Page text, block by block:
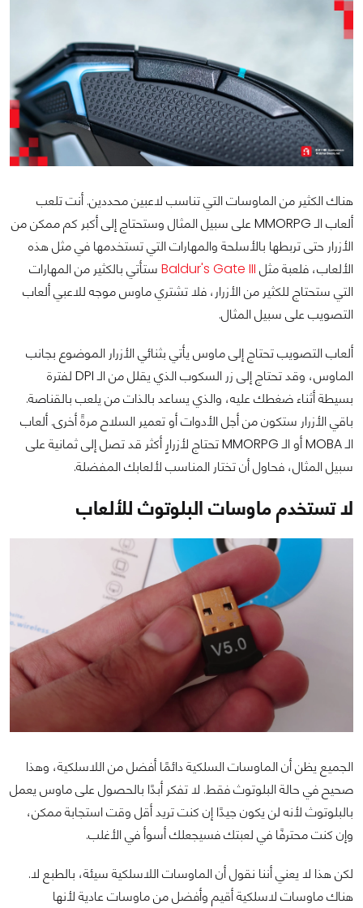
هناك الكثير من الماوسات التي تناسب لاعبين محددين. أنت تلعب
ألعاب الـ MMORPG على سبيل المثال وستحتاج إلى أكبر كم ممكن من
الأزرار حتى تربطها بالأسلحة والمهارات التي تستخدمها في مثل هذه
الألعاب، فلعبة مثل
ستأتي بالكثير من المهارات
التي ستحتاج للكثير من الأزرار، فلا تشتري ماوس موجه للاعبي ألعاب
التصويب على سبيل المثال.
ألعاب التصويب تحتاج إلى ماوس يأتي بثنائي الأزرار الموضوع بجانب
الماوس، وقد تحتاج إلى زر السكوب الذي يقلل من الـ DPI لفترة
بسيطة أثناء ضغطك عليه، والذي يساعد بالذات من يلعب بالقناصة.
باقي الأزرار ستكون من أجل الأدوات أو تعمير السلاح مرةً أخرى. ألعاب
الـ MOBA أو الـ MMORPG تحتاج لأزرارٍ أكثر قد تصل إلى ثمانية على
سبيل المثال، فحاول أن تختار المناسب لألعابك المفضلة.
لا تستخدم ماوسات البلوتوث للألعاب
الجميع يظن أن الماوسات السلكية دائمًا أفضل من اللاسلكية، وهذا
صحيح في حالة البلوتوث فقط. لا تفكر أبدًا بالحصول على ماوس يعمل
بالبلوتوث لأنه لن يكون جيدًا إن كنت تريد أقل وقت استجابة ممكن،
وإن كنت محترفًا في لعبتك فسيجعلك أسوأ في الأغلب.
لكن هذا لا يعني أننا نقول أن الماوسات اللاسلكية سيئة، بالطبع لا.
هناك ماوسات لاسلكية أقيم وأفضل من ماوسات عادية لأنها